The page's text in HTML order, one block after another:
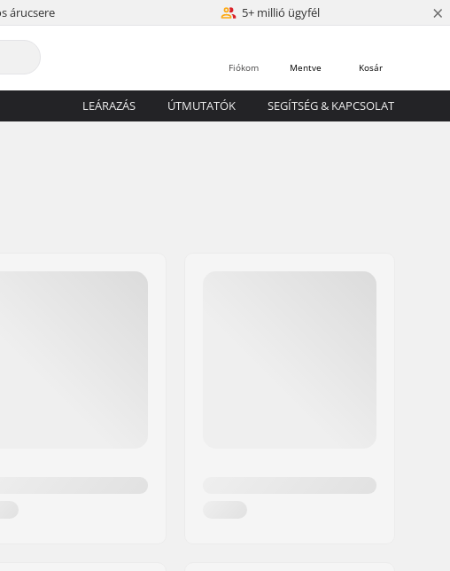
árucsere 5+ millió ügyfél ×
Kosár
Mentve
Fiókom
LEÁRAZÁS ÚTMUTATÓK SEGÍTSÉG & KAPCSOLAT